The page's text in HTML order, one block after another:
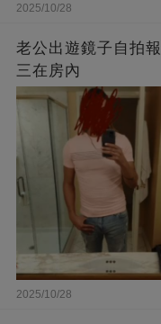
2025/10/28
老公出遊鏡子自拍
三在房內
2025/10/28